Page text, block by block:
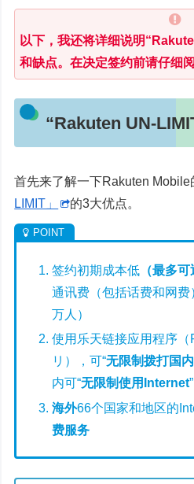
以下，我还将详细说明
和缺点。在决定签约前请仔细阅
“Rakuten UN-
首先来了解一下Rakuten Mobile
LIMIT」
的3大优点。
签约初期成本低 （最多
通讯费（包括话费和网费
万人）
使用乐天链接应用程序
リ），可“无限制拨打国
内可“无限制使用Internet”
海外66个国家和地区的
费服务